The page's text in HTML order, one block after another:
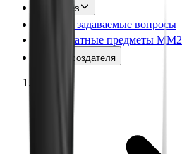
Values
Часто задаваемые вопросы
Бесплатные предметы MM2
Код создателя